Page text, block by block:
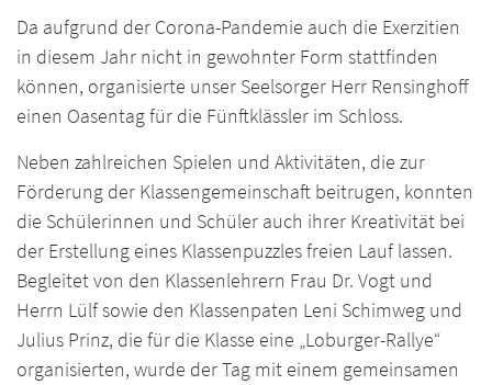
Da aufgrund der Corona-Pandemie auch die Exerzitien
in diesem Jahr nicht in gewohnter Form stattfinden
können, organisierte unser Seelsorger Herr Rensinghoff
einen Oasentag für die Fünftklässler im Schloss.
Neben zahlreichen Spielen und Aktivitäten, die zur
Förderung der Klassengemeinschaft beitrugen, konnten
die Schülerinnen und Schüler auch ihrer Kreativität bei
der Erstellung eines Klassenpuzzles freien Lauf lassen.
Begleitet von den Klassenlehrern Frau Dr. Vogt und
Herrn Lülf sowie den Klassenpaten Leni Schimweg und
Julius Prinz, die für die Klasse eine „Loburger-Rallye“
organisierten, wurde der Tag mit einem gemeinsamen